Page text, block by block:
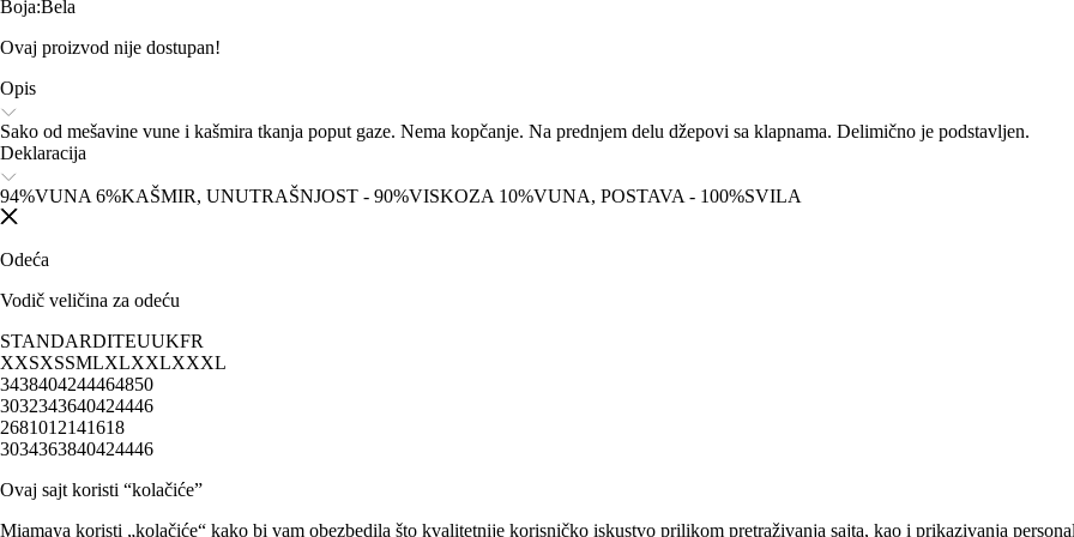
Boja:Bela
Ovaj proizvod nije dostupan!
Opis
Sako od mešavine vune i kašmira tkanja poput gaze. Nema kopčanje. Na prednjem delu džepovi sa klapnama. Delimično je podstavljen.
Deklaracija
94%VUNA 6%KAŠMIR, UNUTRAŠNJOST - 90%VISKOZA 10%VUNA, POSTAVA - 100%SVILA
Odeća
Vodič veličina za odeću
STANDARDITEUUKFR
XXSXSSMLXLXXLXXXL
3438404244464850
3032343640424446
2681012141618
3034363840424446
Ovaj sajt koristi “kolačiće”
Miamaya koristi „kolačiće“ kako bi vam obezbedila što kvalitetnije korisničko iskustvo prilikom pretraživanja sajta, kao i prikazivanja